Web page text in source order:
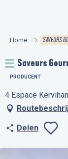
principal
Home SAVEURS
Saveurs
PRODUCENT
4 Espace
Delen